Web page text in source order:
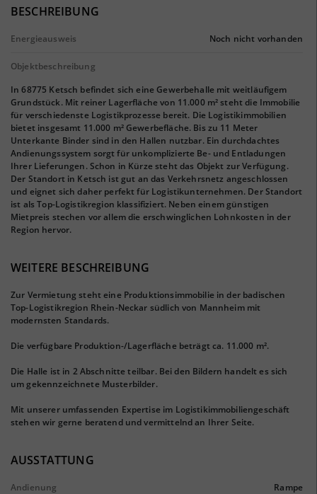
BESCHREIBUNG
Energieausweis Noch nicht vorhanden
Objektbeschreibung
In 68775 Ketsch befindet sich eine Gewerbehalle mit weitläufigem
Grundstück. Mit reiner Lagerfläche von 11.000 m² steht die Immobilie
für verschiedenste Logistikprozesse bereit. Die Logistikimmobilien
bietet insgesamt 11.000 m² Gewerbefläche. Bis zu 11 Meter
Unterkante Binder sind in den Hallen nutzbar. Ein durchdachtes
Andienungssystem sorgt für unkomplizierte Be- und Entladungen
Ihrer Lieferungen. Schon in Kürze steht das Objekt zur Verfügung.
Der Standort in Ketsch ist gut an das Verkehrsnetz angeschlossen
und eignet sich daher perfekt für Logistikunternehmen. Der Standort
ist als Top-Logistikregion klassifiziert. Neben einem günstigen
Mietpreis stechen vor allem die erschwinglichen Lohnkosten in der
Region hervor.
WEITERE BESCHREIBUNG
Zur Vermietung steht eine Produktionsimmobilie in der badischen
Top-Logistikregion Rhein-Neckar südlich von Mannheim mit
modernsten Standards.
Die verfügbare Produktion-/Lagerfläche beträgt ca. 11.000 m².
Die Halle ist in 2 Abschnitte teilbar. Bei den Bildern handelt es sich
um gekennzeichnete Musterbilder.
Mit unserer umfassenden Expertise im Logistikimmobiliengeschäft
stehen wir gerne beratend und vermittelnd an Ihrer Seite.
AUSSTATTUNG
Andienung Rampe